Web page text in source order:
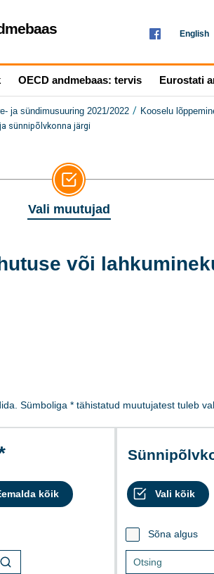
English
OECD andmebaas: tervis Eurostati
ja sündimusuuring 2021/2022 / Kooselu
sünnipõlvkonna järgi
Vali muutujad
või
Sümboliga * tähistatud muutujatest tuleb
Sõna algus